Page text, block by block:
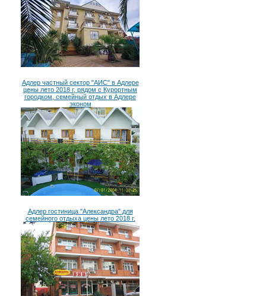
Адлер частный сектор "АИС" в Адлере
цены лето 2018 г, рядом с Курортным
городком, семейный отдых в Адлере
эконом
Адлер гостиница "Александра" для
семейного отдыха цены лето 2018 г.